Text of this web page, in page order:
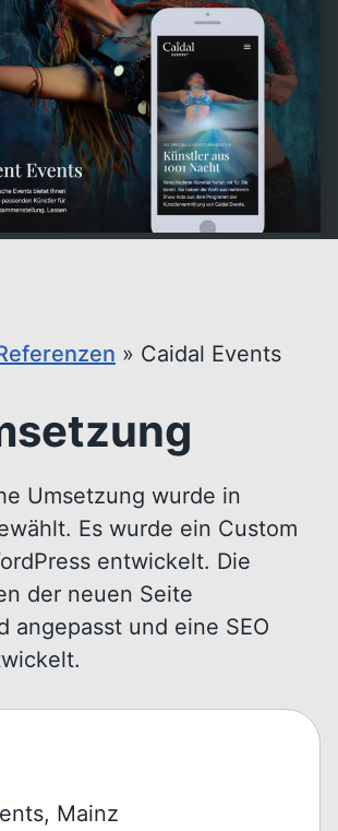
» Caidal Events
Umsetzung wurde in
Es wurde ein Custom
entwickelt. Die
der neuen Seite
angepasst und eine SEO
Mainz